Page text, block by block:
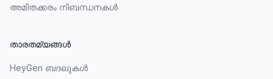
അമിതക്കരം നിബന്ധനകൾ
താരതമ്യങ്ങൾ
HeyGen ബദലുകൾ